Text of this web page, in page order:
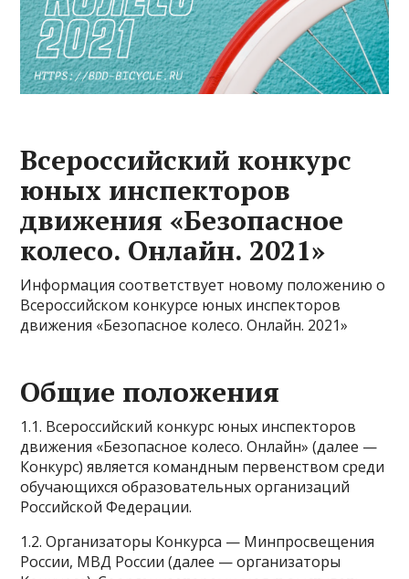
Всероссийский конкурс
юных инспекторов
движения «Безопасное
колесо. Онлайн. 2021»
Информация соответствует новому положению о
Всероссийском конкурсе юных инспекторов
движения «Безопасное колесо. Онлайн. 2021»
Общие положения
1.1. Всероссийский конкурс юных инспекторов
движения «Безопасное колесо. Онлайн» (далее —
Конкурс) является командным первенством среди
обучающихся образовательных организаций
Российской Федерации.
1.2. Организаторы Конкурса — Минпросвещения
России, МВД России (далее — организаторы